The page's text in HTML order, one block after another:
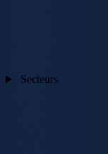
Secteurs